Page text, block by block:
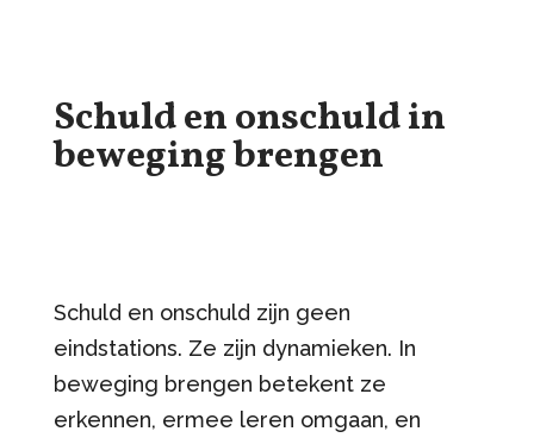
Schuld en onschuld in
beweging brengen
Schuld en onschuld zijn geen
eindstations. Ze zijn dynamieken. In
beweging brengen betekent ze
erkennen, ermee leren omgaan, en